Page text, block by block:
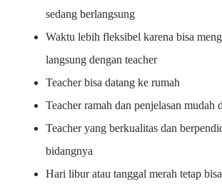
sedang berlangsung
Waktu lebih fleksibel karena bisa
langsung dengan teacher
Teacher bisa datang ke rumah
Teacher ramah dan penjelasan mudah
Teacher yang berkualitas dan
bidangnya
Hari libur atau tanggal merah tetap